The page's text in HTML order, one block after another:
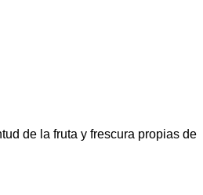
de la fruta y frescura propias de